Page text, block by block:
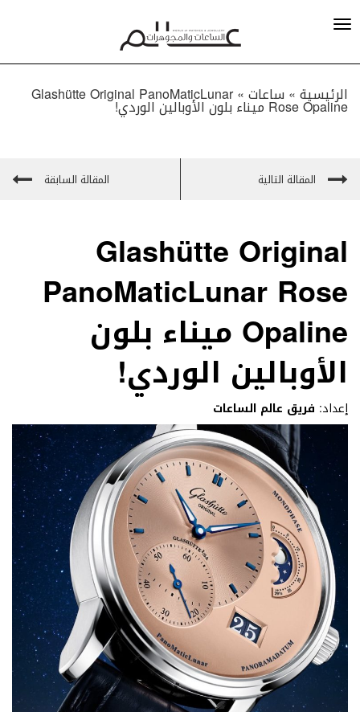
الرئيسية » ساعات»
Glashütte Original PanoMaticLunar
Rose Opaline ميناء بلون الأوبالين الوردي!
المقالة التالية المقالة السابقة
Glashütte Original
PanoMaticLunar Rose
Opaline ميناء بلون
الأوبالين الوردي!
إعداد: فريق عالم الساعات